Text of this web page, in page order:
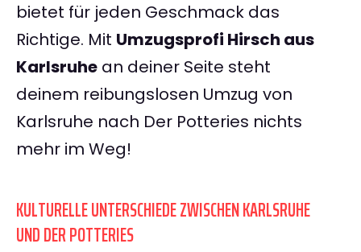
bietet für jeden Geschmack das
Richtige. Mit Umzugsprofi Hirsch aus
Karlsruhe an deiner Seite steht
deinem reibungslosen Umzug von
Karlsruhe nach Der Potteries nichts
mehr im Weg!
KULTURELLE UNTERSCHIEDE ZWISCHEN KARLSRUHE
UND DER POTTERIES